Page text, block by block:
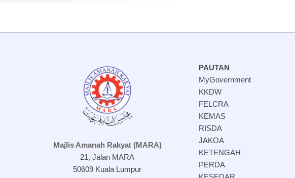
Majlis Amanah Rakyat (MARA)
21, Jalan MARA
50609 Kuala Lumpur
PAUTAN
MyGovernment
KKDW
FELCRA
KEMAS
RISDA
JAKOA
KETENGAH
PERDA